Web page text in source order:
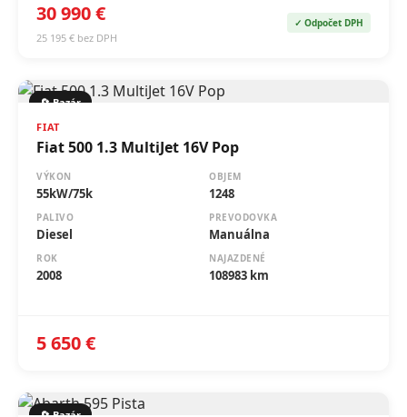
30 990 €
25 195 € bez DPH
✓ Odpočet DPH
🔄 Bazár
FIAT
Fiat 500 1.3 MultiJet 16V Pop
VÝKON
55kW/75k
OBJEM
1248
PALIVO
Diesel
PREVODOVKA
Manuálna
ROK
2008
NAJAZDENÉ
108983 km
5 650 €